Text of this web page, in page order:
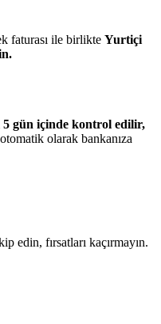
faturası ile birlikte Yurtiçi
5 gün içinde kontrol edilir,
olarak bankanıza
edin, fırsatları kaçırmayın.